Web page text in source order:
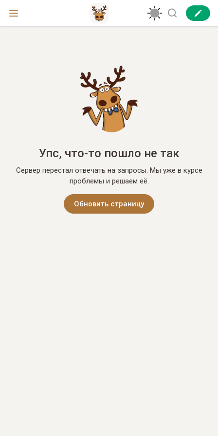
Упс, что-то пошло не так
Сервер перестал отвечать на запросы. Мы уже в курсе
проблемы и решаем её.
Обновить страницу